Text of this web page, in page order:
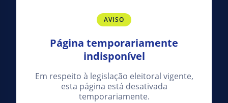
AVISO
Página temporariamente
indisponível
Em respeito à legislação eleitoral vigente,
esta página está desativada
temporariamente.